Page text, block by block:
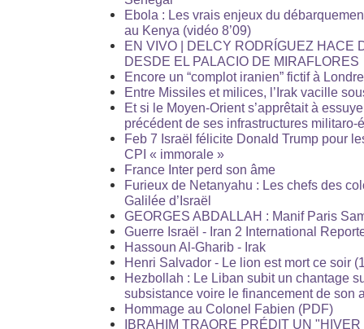
Ebola : Les vrais enjeux du
au Kenya (vidéo 8’09)
EN VIVO | DELCY RODRÍGUEZ HACE
DESDE EL PALACIO DE MIRAFLORES
Encore un “complot iranien” fictif à
Entre Missiles et milices, l’Irak vacille
Et si le Moyen-Orient s’apprêtait à
précédent de ses infrastructures militaro-
Feb 7 Israël félicite Donald Trump pour
CPI « immorale »
France Inter perd son âme
Furieux de Netanyahu : Les chefs des
Galilée d’Israël
GEORGES ABDALLAH : Manif Paris
Guerre Israël - Iran 2 International
Hassoun Al-Gharib - Irak
Henri Salvador - Le lion est mort ce soir
Hezbollah : Le Liban subit un chantage
subsistance voire le financement de son
Hommage au Colonel Fabien (PDF)
IBRAHIM TRAORE PRÉDIT UN "HIVER